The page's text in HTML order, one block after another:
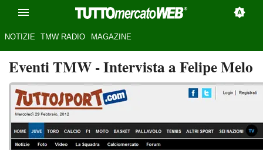
NOTIZIE TMW RADIO MAGAZINE
Eventi TMW- Intervista a Felipe Melo